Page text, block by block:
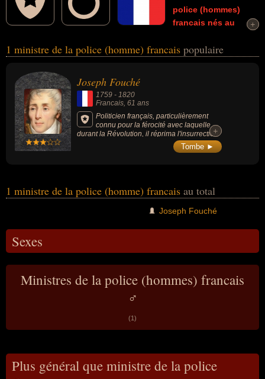
police (hommes)
francais nés au
exemple : Joseph Fouché... Ces personnalités (de sexe masculin)
l'histoire ou de la politique. Ces célébrités peuvent également avoir
été comte, député, duc, espion, homme d'état, ministre, ministre de
l'intérieur ou sénateur.
+
+
1 ministre de la police (homme) francais populaire
Joseph Fouché
1759 - 1820
Francais, 61 ans
Politicien français, particulièrement
connu pour la férocité avec laquelle,
durant la Révolution, il réprima l'insurrection
lyonnaise en 1793 et pour avoir été ministre
de la Police sous le Directoire, le Consulat et
+
+
Tombe ►
1 ministre de la police (homme) francais au total
Joseph Fouché
Sexes
Ministres de la police (hommes) francais
♂
(1)
Plus général que ministre de la police